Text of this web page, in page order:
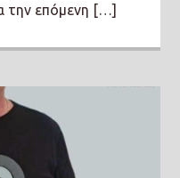
την επόμενη […]